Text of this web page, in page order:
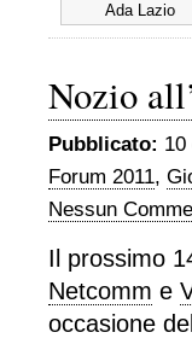
Ada Lazio
Nozio
Pubblicato: 10
Forum 2011,
Nessun
Il prossimo
Netcomm e
occasione